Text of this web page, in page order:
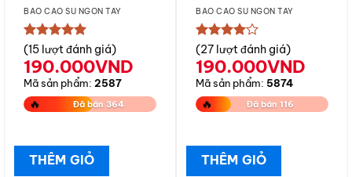
BAO CAO SU NGÓN TAY
★★★★★
(15 lượt đánh giá)
190.000VND
Mã sản phẩm: 2587
🔥 Đã bán 364
THÊM GIỎ
BAO CAO SU NGÓN TAY
★★★★★
(27 lượt đánh giá)
190.000VND
Mã sản phẩm: 5874
🔥 Đã bán 116
THÊM GIỎ